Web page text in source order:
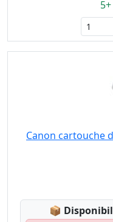
Canon cartouche
📦